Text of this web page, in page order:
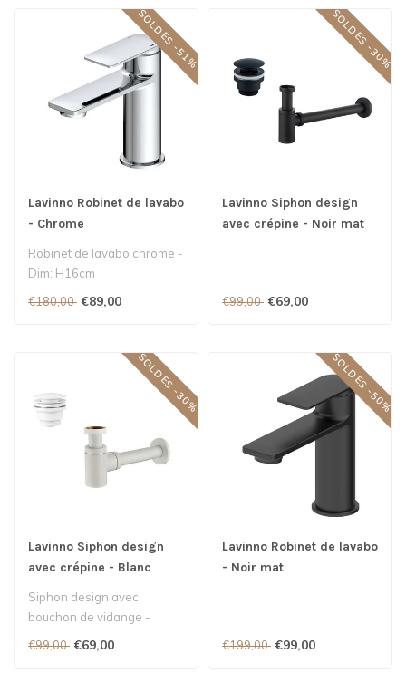
SOLDES -51%
Lavinno Robinet de lavabo
- Chrome
Robinet de lavabo chrome -
Dim: H16cm
€180,00 €89,00
SOLDES -30%
Lavinno Siphon design
avec crépine - Noir mat
€99,00 €69,00
SOLDES -30%
Lavinno Siphon design
avec crépine - Blanc
Siphon design avec
bouchon de vidange -
€99,00 €69,00
SOLDES -50%
Lavinno Robinet de lavabo
- Noir mat
€199,00 €99,00